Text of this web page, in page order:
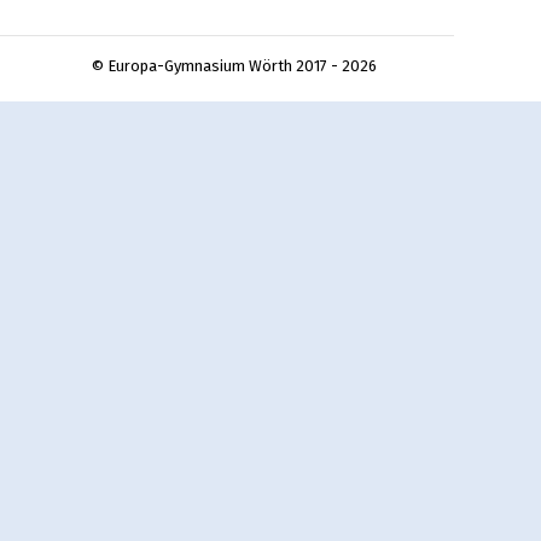
© Europa-Gymnasium Wörth 2017 - 2026